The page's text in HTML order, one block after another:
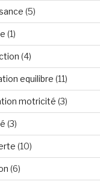
(5)
(1)
(4)
equilibre (11)
motricité (3)
(3)
(10)
(6)